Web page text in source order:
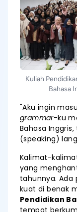
Kuliah
Bahasa
"Aku ingin
grammar-ku
Bahasa
(speaking)
Kalimat-
yang
tahunnya. Ada
kuat di benak
Pendidikan